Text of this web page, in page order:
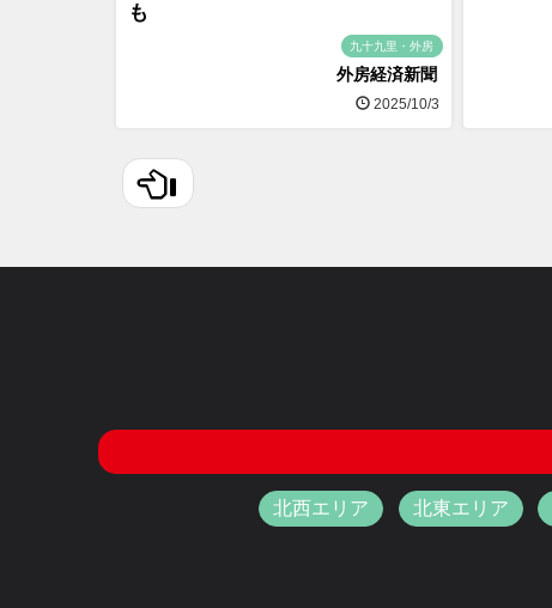
も
九十九里・外房
外房経済新聞
2025/10/3
北西エリア 北東エリア